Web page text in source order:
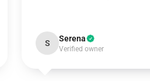
S Serena
Verified owner